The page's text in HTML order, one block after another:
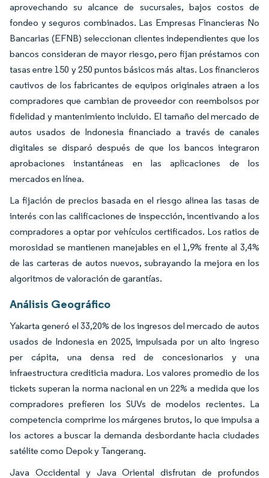
aprovechando su alcance de sucursales, bajos costos de
fondeo y seguros combinados. Las Empresas Financieras No
Bancarias (EFNB) seleccionan clientes independientes que los
bancos consideran de mayor riesgo, pero fijan préstamos con
tasas entre 150 y 250 puntos básicos más altas. Los financieros
cautivos de los fabricantes de equipos originales atraen a los
compradores que cambian de proveedor con reembolsos por
fidelidad y mantenimiento incluido. El tamaño del mercado de
autos usados de Indonesia financiado a través de canales
digitales se disparó después de que los bancos integraron
aprobaciones instantáneas en las aplicaciones de los
mercados en línea.
La fijación de precios basada en el riesgo alinea las tasas de
interés con las calificaciones de inspección, incentivando a los
compradores a optar por vehículos certificados. Los ratios de
morosidad se mantienen manejables en el 1,9% frente al 3,4%
de las carteras de autos nuevos, subrayando la mejora en los
algoritmos de valoración de garantías.
Análisis Geográfico
Yakarta generó el 33,20% de los ingresos del mercado de autos
usados de Indonesia en 2025, impulsada por un alto ingreso
per cápita, una densa red de concesionarios y una
infraestructura crediticia madura. Los valores promedio de los
tickets superan la norma nacional en un 22% a medida que los
compradores prefieren los SUVs de modelos recientes. La
competencia comprime los márgenes brutos, lo que impulsa a
los actores a buscar la demanda desbordante hacia ciudades
satélite como Depok y Tangerang.
Java Occidental y Java Oriental disfrutan de profundos